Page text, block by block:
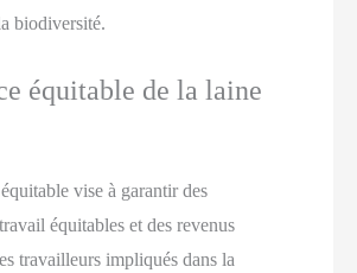
biodiversité.
équitable de la laine
vise à garantir des
équitables et des revenus
travailleurs impliqués dans la